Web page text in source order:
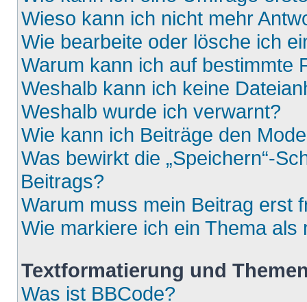
Wieso kann ich nicht mehr
Wie bearbeite oder lösche ich
Warum kann ich auf bestimmte
Weshalb kann ich keine
Weshalb wurde ich verwarnt?
Wie kann ich Beiträge den
Was bewirkt die „Speichern“-
Beitrags?
Warum muss mein Beitrag erst
Wie markiere ich ein Thema als
Textformatierung und
Was ist BBCode?